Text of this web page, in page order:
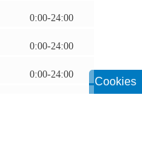
Cookies
0:00-24:00
0:00-24:00
0:00-24:00